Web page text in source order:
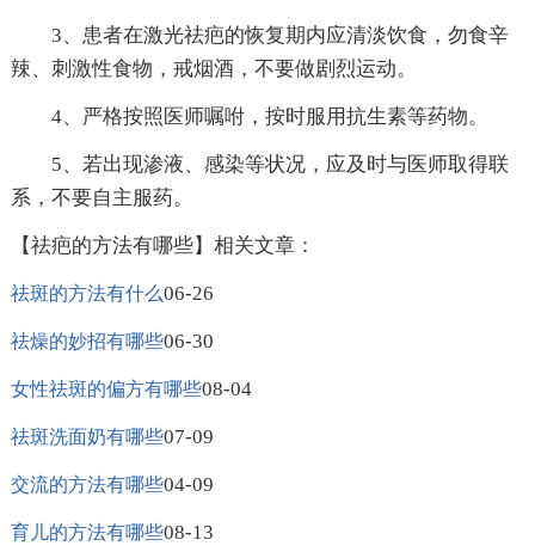
3、患者在激光祛疤的恢复期内应清淡饮食，勿食辛
辣、刺激性食物，戒烟酒，不要做剧烈运动。
4、严格按照医师嘱咐，按时服用抗生素等药物。
5、若出现渗液、感染等状况，应及时与医师取得联
系，不要自主服药。
【祛疤的方法有哪些】相关文章：
祛斑的方法有什么06-26
祛燥的妙招有哪些06-30
女性祛斑的偏方有哪些08-04
祛斑洗面奶有哪些07-09
交流的方法有哪些04-09
育儿的方法有哪些08-13